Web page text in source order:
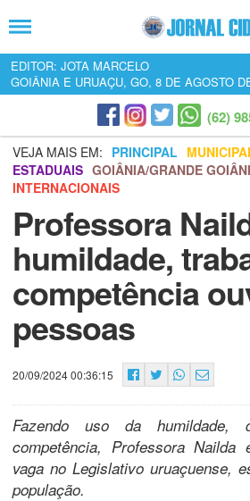
EDITOR: JOTA MARCELO
GOIÂNIA E URUAÇU, GO, 8 DE AGOSTO
(62)
VEJA MAIS EM: PRINCIPAL
ESTADUAIS GOIÂNIA/GRANDE
INTERNACIONAIS
Professora
humildade,
competência
pessoas
20/09/2024 00:36:15
Fazendo uso da
competência, Professora
vaga no Legislativo uruaçuense,
população.